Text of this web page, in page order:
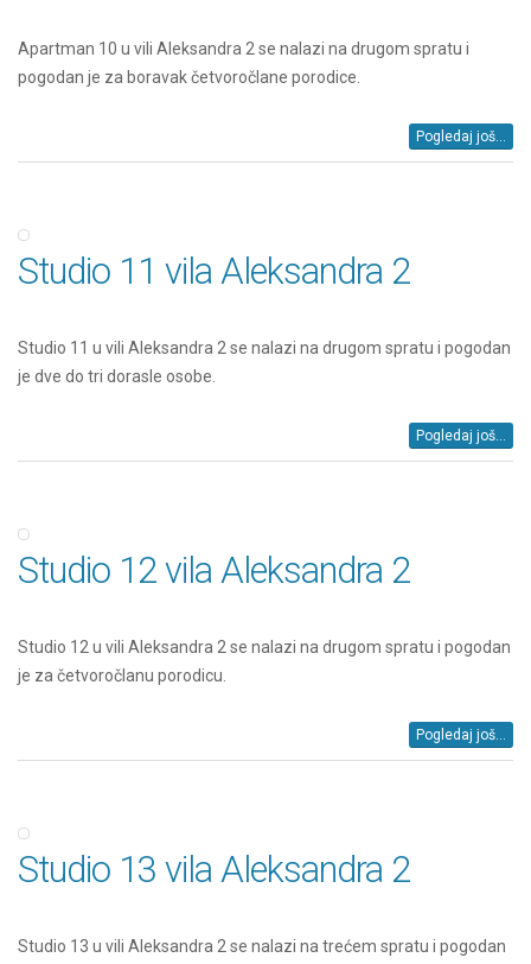
Apartman 10 u vili Aleksandra 2 se nalazi na drugom spratu i
pogodan je za boravak četvoročlane porodice.
Pogledaj još...
Studio 11 vila Aleksandra 2
Studio 11 u vili Aleksandra 2 se nalazi na drugom spratu i pogodan
je dve do tri dorasle osobe.
Pogledaj još...
Studio 12 vila Aleksandra 2
Studio 12 u vili Aleksandra 2 se nalazi na drugom spratu i pogodan
je za četvoročlanu porodicu.
Pogledaj još...
Studio 13 vila Aleksandra 2
Studio 13 u vili Aleksandra 2 se nalazi na trećem spratu i pogodan